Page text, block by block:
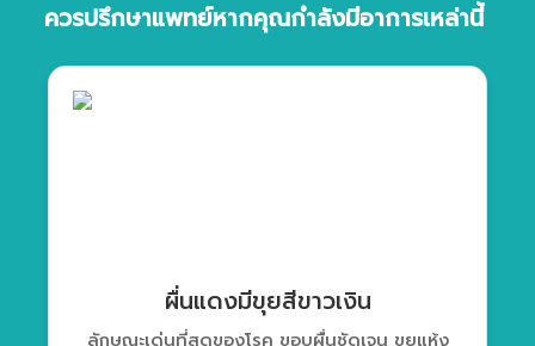
ควรปรึกษาแพทย์หากคุณกำลังมีอาการเหล่านี้
ผื่นแดงมีขุยสีขาวเงิน
ลักษณะเด่นที่สุดของโรค ขอบผื่นชัดเจน ขุยแห้ง